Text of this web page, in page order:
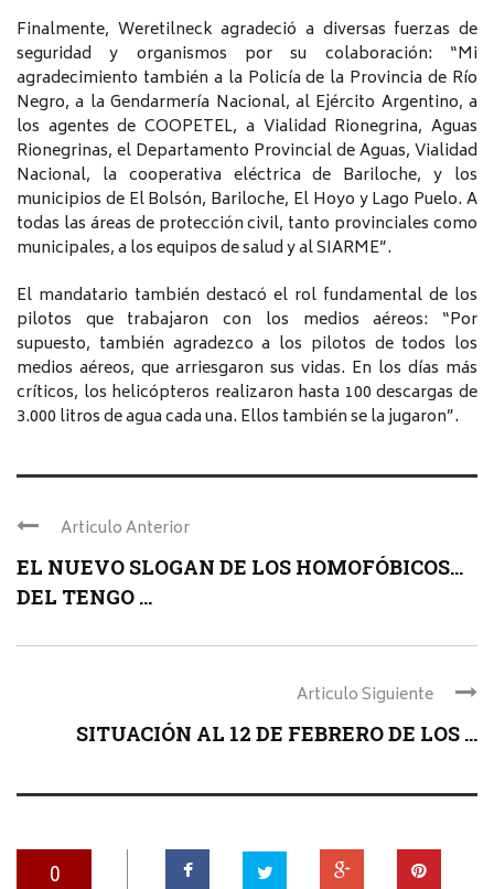
Finalmente, Weretilneck agradeció a diversas fuerzas de
seguridad y organismos por su colaboración: “Mi
agradecimiento también a la Policía de la Provincia de Río
Negro, a la Gendarmería Nacional, al Ejército Argentino, a
los agentes de COOPETEL, a Vialidad Rionegrina, Aguas
Rionegrinas, el Departamento Provincial de Aguas, Vialidad
Nacional, la cooperativa eléctrica de Bariloche, y los
municipios de El Bolsón, Bariloche, El Hoyo y Lago Puelo. A
todas las áreas de protección civil, tanto provinciales como
municipales, a los equipos de salud y al SIARME”.
El mandatario también destacó el rol fundamental de los
pilotos que trabajaron con los medios aéreos: “Por
supuesto, también agradezco a los pilotos de todos los
medios aéreos, que arriesgaron sus vidas. En los días más
críticos, los helicópteros realizaron hasta 100 descargas de
3.000 litros de agua cada una. Ellos también se la jugaron”.
Articulo Anterior
EL NUEVO SLOGAN DE LOS HOMOFÓBICOS…
DEL TENGO ...
Articulo Siguiente
SITUACIÓN AL 12 DE FEBRERO DE LOS ...
0